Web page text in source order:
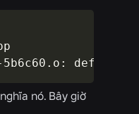
nó. Bây giờ